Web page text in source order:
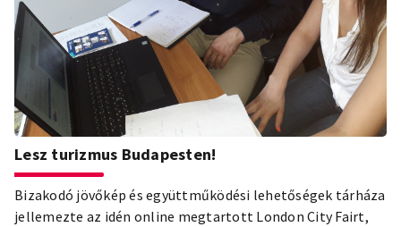
Lesz turizmus Budapesten!
Bizakodó jövőkép és együttműködési lehetőségek tárháza
jellemezte az idén online megtartott London City Fairt,